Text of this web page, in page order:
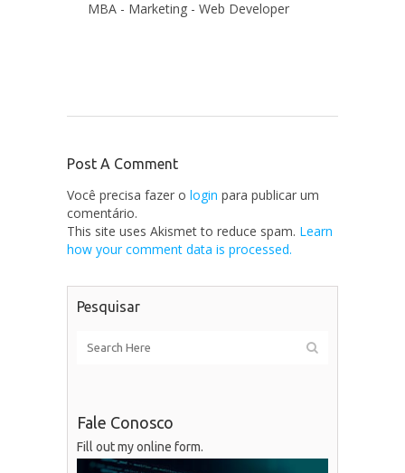
MBA - Marketing - Web Developer
Post A Comment
Você precisa fazer o login para publicar um
comentário.
This site uses Akismet to reduce spam. Learn
how your comment data is processed.
Pesquisar
Fale Conosco
Fill out myonline form.